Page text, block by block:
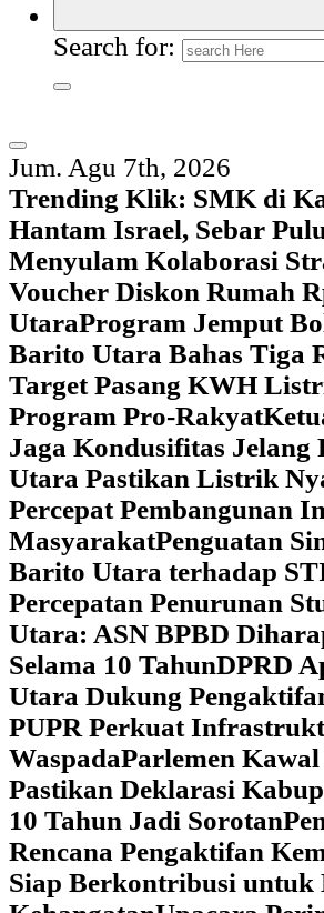
Search for:
Jum. Agu 7th, 2026
Trending Klik: SMK di
Hantam Israel, Sebar
Menyulam Kolaborasi
Voucher Diskon Rumah
UtaraProgram Jemput
Barito Utara Bahas Tiga
Target Pasang KWH
Program Pro-Rakyat
Jaga Kondusifitas Jelang
Utara Pastikan Listrik
Percepat Pembangunan
MasyarakatPenguatan
Barito Utara terhadap
Percepatan Penurunan
Utara: ASN BPBD
Selama 10 TahunDPRD
Utara Dukung
PUPR Perkuat
WaspadaParlemen
Pastikan Deklarasi
10 Tahun Jadi Sorotan
Rencana Pengaktifan
Siap Berkontribusi untuk